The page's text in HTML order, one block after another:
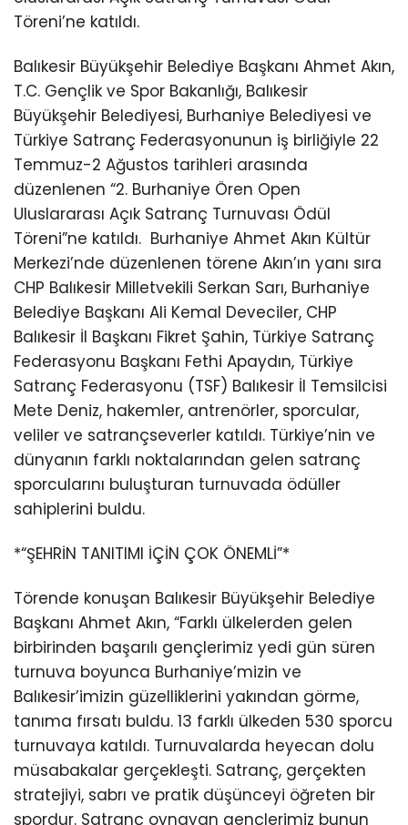
Töreni’ne katıldı.
Balıkesir Büyükşehir Belediye Başkanı Ahmet Akın,
T.C. Gençlik ve Spor Bakanlığı, Balıkesir
Büyükşehir Belediyesi, Burhaniye Belediyesi ve
Türkiye Satranç Federasyonunun iş birliğiyle 22
Temmuz-2 Ağustos tarihleri arasında
düzenlenen “2. Burhaniye Ören Open
Uluslararası Açık Satranç Turnuvası Ödül
Töreni”ne katıldı. Burhaniye Ahmet Akın Kültür
Merkezi’nde düzenlenen törene Akın’ın yanı sıra
CHP Balıkesir Milletvekili Serkan Sarı, Burhaniye
Belediye Başkanı Ali Kemal Deveciler, CHP
Balıkesir İl Başkanı Fikret Şahin, Türkiye Satranç
Federasyonu Başkanı Fethi Apaydın, Türkiye
Satranç Federasyonu (TSF) Balıkesir İl Temsilcisi
Mete Deniz, hakemler, antrenörler, sporcular,
veliler ve satrançseverler katıldı. Türkiye’nin ve
dünyanın farklı noktalarından gelen satranç
sporcularını buluşturan turnuvada ödüller
sahiplerini buldu.
*“ŞEHRİN TANITIMI İÇİN ÇOK ÖNEMLİ”*
Törende konuşan Balıkesir Büyükşehir Belediye
Başkanı Ahmet Akın, “Farklı ülkelerden gelen
birbirinden başarılı gençlerimiz yedi gün süren
turnuva boyunca Burhaniye’mizin ve
Balıkesir’imizin güzelliklerini yakından görme,
tanıma fırsatı buldu. 13 farklı ülkeden 530 sporcu
turnuvaya katıldı. Turnuvalarda heyecan dolu
müsabakalar gerçekleşti. Satranç, gerçekten
stratejiyi, sabrı ve pratik düşünceyi öğreten bir
spordur. Satranç oynayan gençlerimiz bunun